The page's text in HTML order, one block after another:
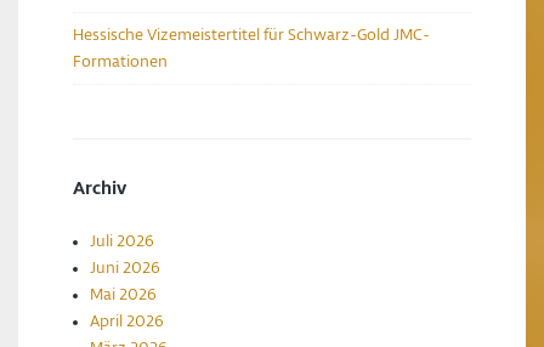
Hessische Vizemeistertitel für Schwarz-Gold JMC-
Formationen
Archiv
Juli 2026
Juni 2026
Mai 2026
April 2026